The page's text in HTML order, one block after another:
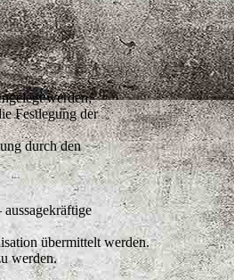
werden;
Festlegung der
durch den
übermittelt werden.
werden.